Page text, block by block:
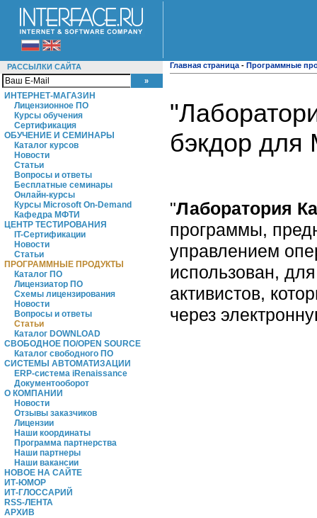
РАССЫЛКИ САЙТА
ИНТЕРНЕТ-МАГАЗИН
Лицензионное ПО
Курсы обучения
Сертификация
ОБУЧЕНИЕ И СЕМИНАРЫ
Каталог курсов
Новости
Статьи
Вопросы и ответы
Бесплатные семинары
Онлайн-курсы
Курсы Microsoft On-Demand
Кафедра МФТИ
ЦЕНТР ТЕСТИРОВАНИЯ
IT-Сертификации
Новости
Статьи
ПРОГРАММНЫЕ ПРОДУКТЫ
Каталог ПО
Лицензиатор ПО
Схемы лицензирования
Новости
Вопросы и ответы
Статьи
Каталог DOWNLOAD
СВОБОДНОЕ ПО/OPEN SOURCE
Каталог свободного ПО
СИСТЕМЫ АВТОМАТИЗАЦИИ
ERP-система iRenaissance
Документооборот
О КОМПАНИИ
Новости
Отзывы заказчиков
Лицензии
Наши координаты
Программа партнерства
Наши партнеры
Наши вакансии
НОВОЕ НА САЙТЕ
ИТ-ЮМОР
ИТ-ГЛОССАРИЙ
RSS-ЛЕНТА
АРХИВ
Главная страница - Программные
бэкдор для
"Лаборатория
программы,
управлением
использован,
активистов,
через